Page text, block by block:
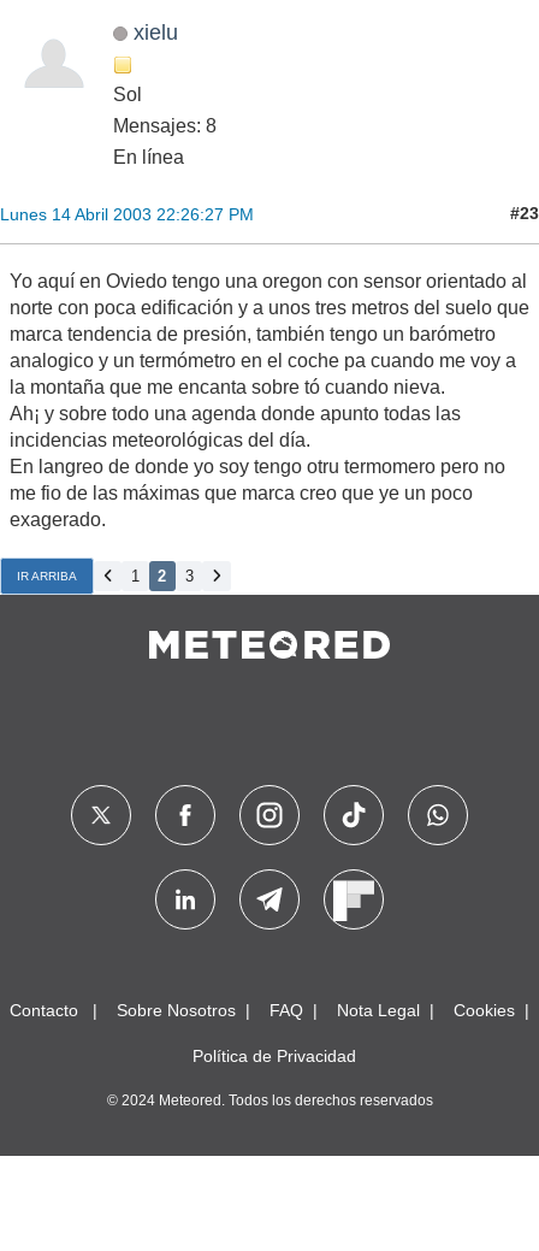
xielu
Sol
Mensajes: 8
En línea
Lunes 14 Abril 2003 22:26:27 PM #23
Yo aquí en Oviedo tengo una oregon con sensor orientado al
norte con poca edificación y a unos tres metros del suelo que
marca tendencia de presión, también tengo un barómetro
analogico y un termómetro en el coche pa cuando me voy a
la montaña que me encanta sobre tó cuando nieva.
Ah¡ y sobre todo una agenda donde apunto todas las
incidencias meteorológicas del día.
En langreo de donde yo soy tengo otru termomero pero no
me fio de las máximas que marca creo que ye un poco
exagerado.
IR ARRIBA 1 2 3
Contacto Sobre Nosotros FAQ Nota Legal Cookies
Política de Privacidad
© 2024 Meteored. Todos los derechos reservados